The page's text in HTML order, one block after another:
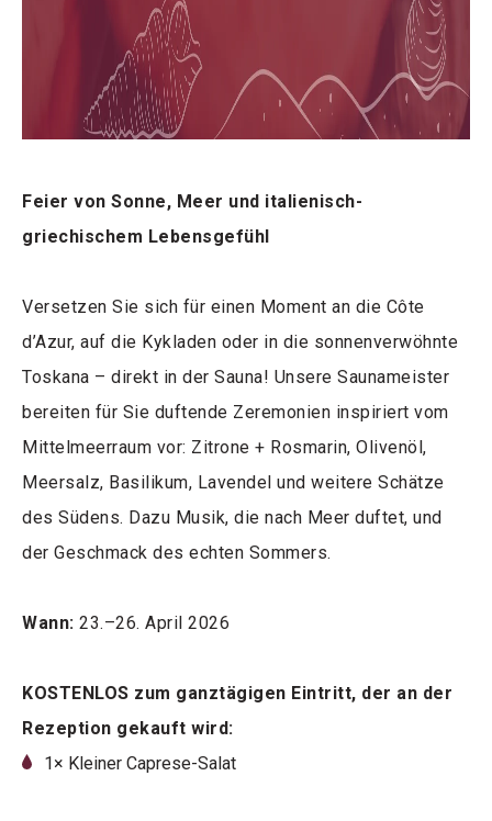
Feier von Sonne, Meer und italienisch-
griechischem Lebensgefühl
Versetzen Sie sich für einen Moment an die Côte
d’Azur, auf die Kykladen oder in die sonnenverwöhnte
Toskana – direkt in der Sauna! Unsere Saunameister
bereiten für Sie duftende Zeremonien inspiriert vom
Mittelmeerraum vor: Zitrone + Rosmarin, Olivenöl,
Meersalz, Basilikum, Lavendel und weitere Schätze
des Südens. Dazu Musik, die nach Meer duftet, und
der Geschmack des echten Sommers.
Wann: 23.–26. April 2026
KOSTENLOS zum ganztägigen Eintritt, der an der
Rezeption gekauft wird:
1× Kleiner Caprese-Salat